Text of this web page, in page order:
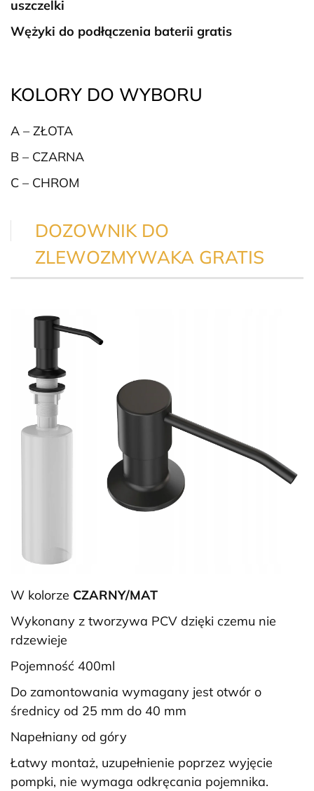
uszczelki
Wężyki do podłączenia baterii gratis
KOLORY DO WYBORU
A – ZŁOTA
B – CZARNA
C – CHROM
DOZOWNIK DO
ZLEWOZMYWAKA GRATIS
W kolorze CZARNY/MAT
Wykonany z tworzywa PCV dzięki czemu nie
rdzewieje
Pojemność 400ml
Do zamontowania wymagany jest otwór o
średnicy od 25 mm do 40 mm
Napełniany od góry
Łatwy montaż, uzupełnienie poprzez wyjęcie
pompki, nie wymaga odkręcania pojemnika.